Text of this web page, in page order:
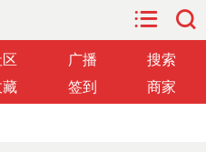
广播
搜索
藏 签到 商家